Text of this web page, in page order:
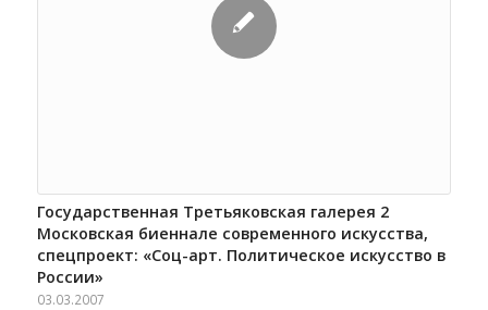
Государственная Третьяковская галерея 2
Московская биеннале современного искусства,
спецпроект: «Соц-арт. Политическое искусство в
России»
03.03.2007